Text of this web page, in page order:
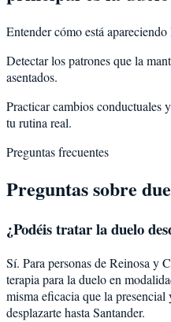
Entender cómo está
Detectar los patrones que la
asentados.
Practicar cambios conductuales
tu rutina real.
Preguntas frecuentes
Preguntas sobre
¿Podéis tratar laduelo
Sí. Para personas de Reinosa y
terapia para la duelo en
misma eficacia que la
desplazarte hasta Santander.